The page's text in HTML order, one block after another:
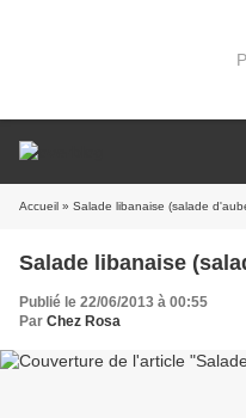
Accueil » Salade libanaise (salade
Salade libanaise
Publié le 22/06/2013 à 00:55
Par Chez Rosa